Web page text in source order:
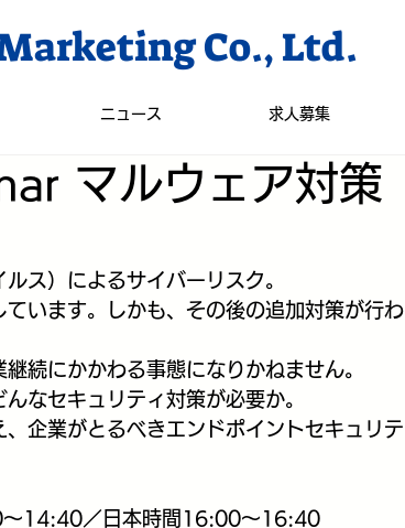
Co., Ltd.
ニュース 求人募集
マルウェア対策
ス）によるサイバーリスク。
います。しかも、その後の追加対策が行わ
続にかかわる事態になりかねません。
なセキュリティ対策が必要か。
企業がとるべきエンドポイントセキュリテ
～14:40／日本時間16:00～16:40